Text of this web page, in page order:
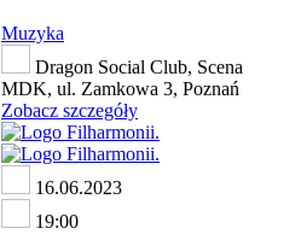
Muzyka
Dragon Social Club, Scena
MDK, ul. Zamkowa 3, Poznań
Zobacz szczegóły
16.06.2023
19:00